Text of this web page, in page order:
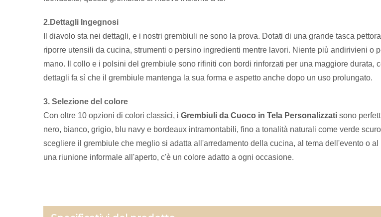
2.Dettagli Ingegnosi
Il diavolo sta nei dettagli, e i nostri grembiuli ne sono la prova. Dotati di una grande tasca
riporre utensili da cucina, strumenti o persino ingredienti mentre lavori. Niente più andirivieni o
mano. Il collo e i polsini del grembiule sono rifiniti con bordi rinforzati per una maggiore
dettagli fa sì che il grembiule mantenga la sua forma e aspetto anche dopo un uso prolungato.
3. Selezione del colore
Con oltre 10 opzioni di colori classici, i Grembiuli da Cuoco in Tela Personalizzati sono
nero, bianco, grigio, blu navy e bordeaux intramontabili, fino a tonalità naturali come verde
scegliere il grembiule che meglio si adatta all'arredamento della cucina, al tema dell'evento o
una riunione informale all'aperto, c'è un colore adatto a ogni occasione.